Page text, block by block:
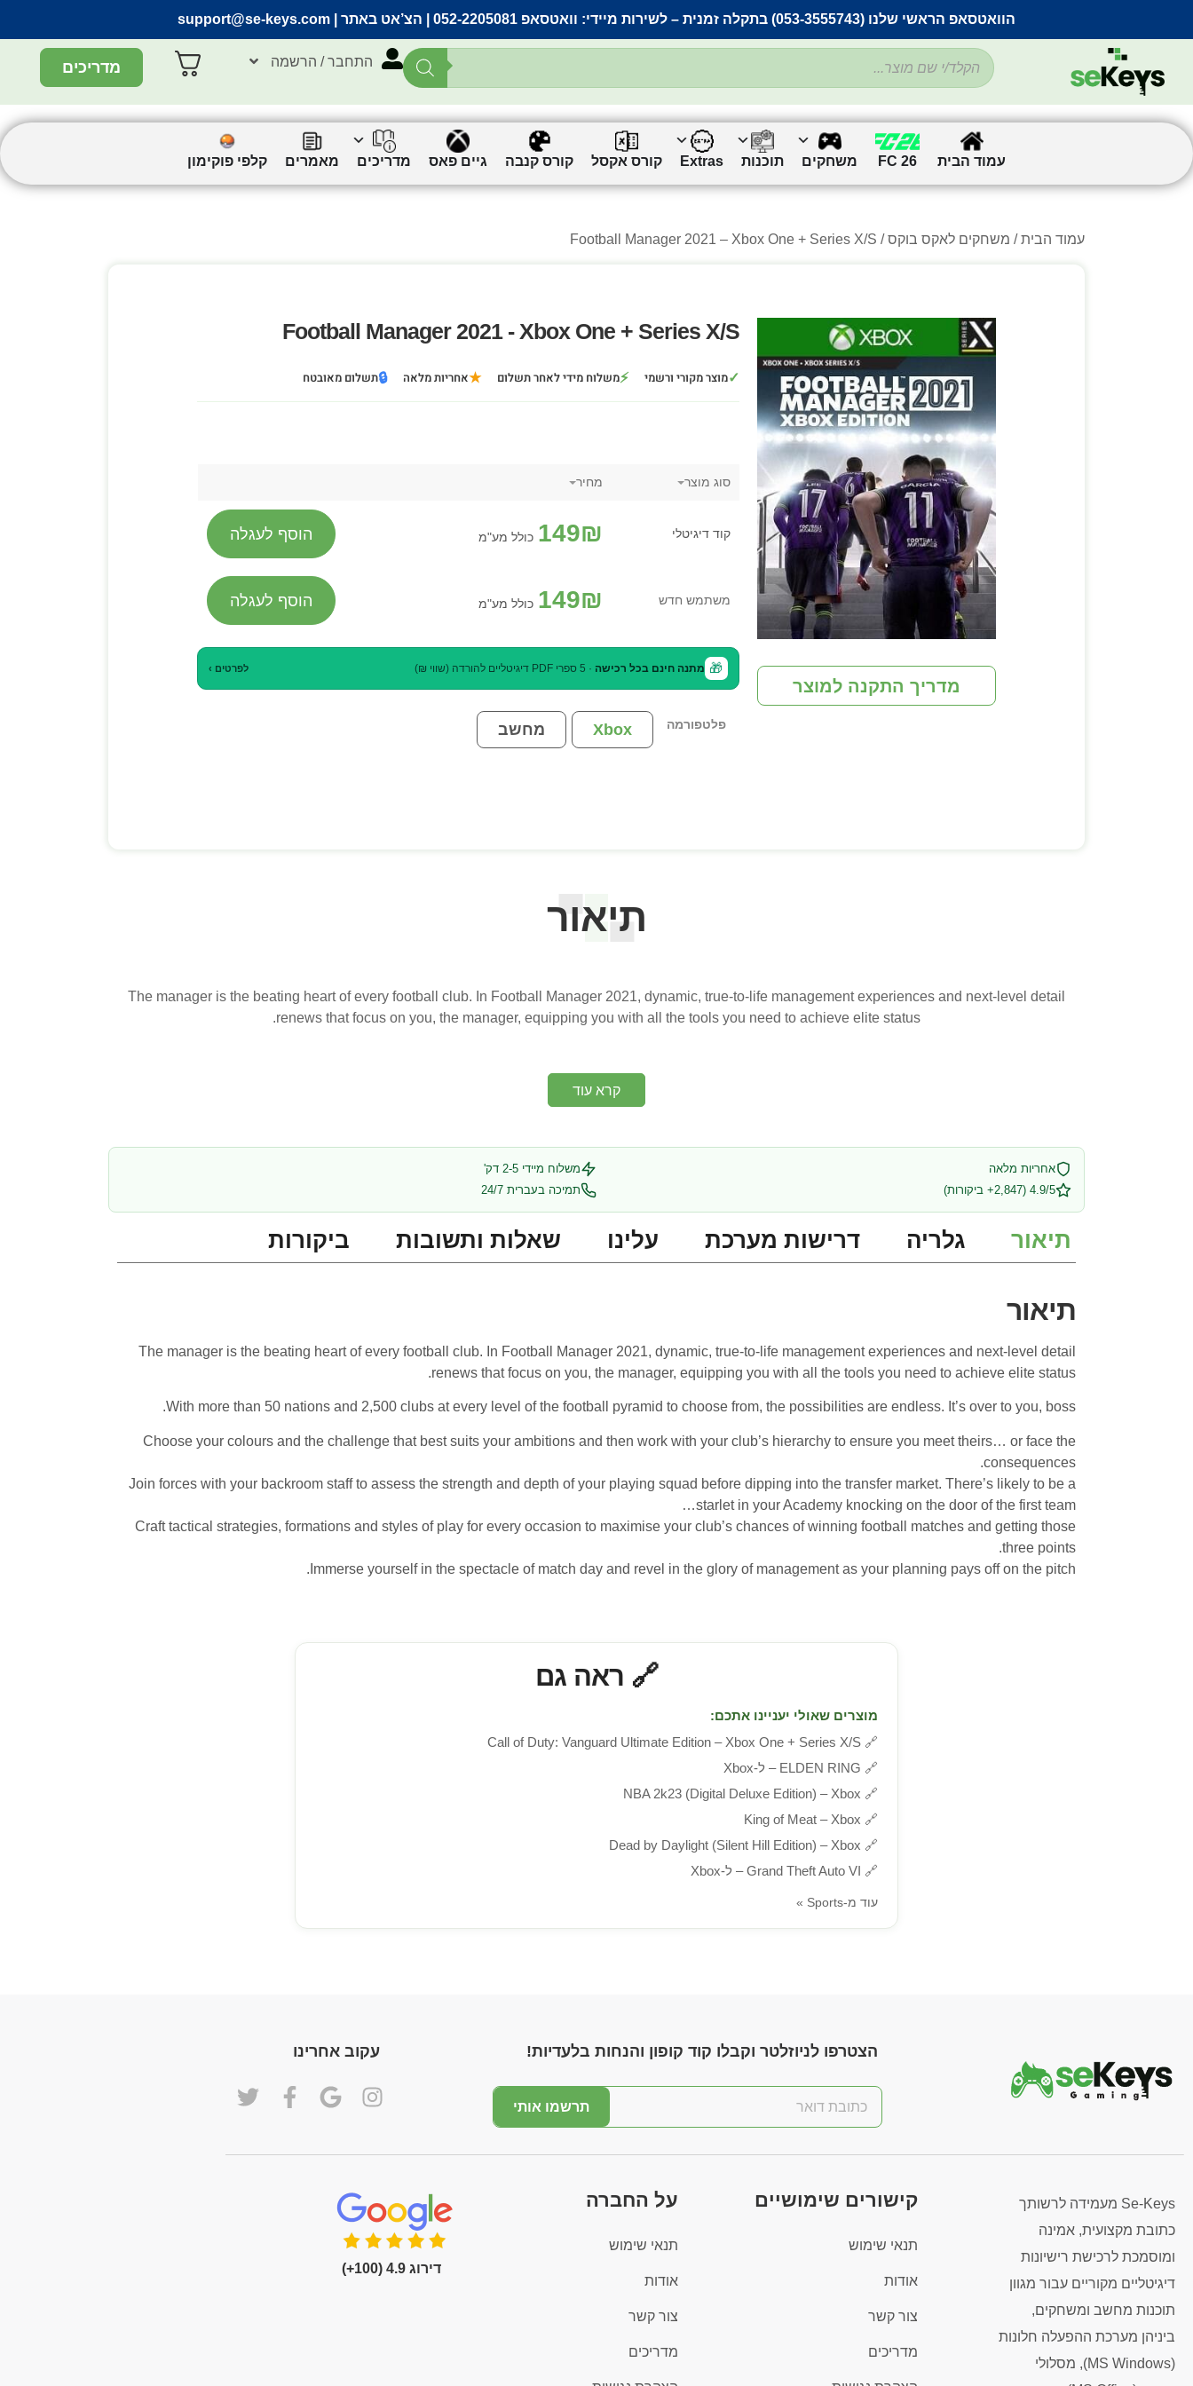
הוואטסאפ הראשי שלנו (053-3555743) בתקלה זמנית – לשירות מיידי: וואטסאפ 052-2205081 | הצ’אט באתר | support@se-keys.com
התחבר / הרשמה מדריכים
עמוד הבית FC 26 משחקים תוכנות Extras קורס אקסל קורס קנבה גיים פאס מדריכים מאמרים קלפי פוקימון
עמוד הבית/ משחקים לאקס בוקס/ Football Manager 2021 – Xbox One + Series X/S
מדריך התקנה למוצר
Football Manager 2021 - Xbox One + Series X/S
✓מוצר מקורי ורשמי ⚡משלוח מידי לאחר תשלום ★אחריות מלאה 🔒תשלום מאובטח
סוג מוצר מחיר
קוד דיגיטלי 149₪ כולל מע"מ הוסף לעגלה
משתמש חדש 149₪ כולל מע"מ הוסף לעגלה
🎁 מתנה חינם בכל רכישה · 5 ספרי PDF דיגיטליים להורדה (שווי ₪) לפרטים ›
פלטפורמה Xbox מחשב
תיאור
The manager is the beating heart of every football club. In Football Manager 2021, dynamic, true-to-life management experiences and next-level detail
renews that focus on you, the manager, equipping you with all the tools you need to achieve elite status.
קרא עוד
אחריות מלאה
משלוח מיידי 2-5 דק'
4.9/5 (2,847+ ביקורות)
תמיכה בעברית 24/7
תיאור גלריה דרישות מערכת עלינו שאלות ותשובות ביקורות
תיאור
The manager is the beating heart of every football club. In Football Manager 2021, dynamic, true-to-life management experiences and next-level detail
renews that focus on you, the manager, equipping you with all the tools you need to achieve elite status.
With more than 50 nations and 2,500 clubs at every level of the football pyramid to choose from, the possibilities are endless. It’s over to you, boss.
Choose your colours and the challenge that best suits your ambitions and then work with your club’s hierarchy to ensure you meet theirs… or face the
consequences.
Join forces with your backroom staff to assess the strength and depth of your playing squad before dipping into the transfer market. There’s likely to be a
starlet in your Academy knocking on the door of the first team…
Craft tactical strategies, formations and styles of play for every occasion to maximise your club’s chances of winning football matches and getting those
three points.
Immerse yourself in the spectacle of match day and revel in the glory of management as your planning pays off on the pitch.
🔗 ראה גם
מוצרים שאולי יעניינו אתכם:
🔗
Call of Duty: Vanguard Ultimate Edition – Xbox One + Series X/S
🔗 ELDEN RING – ל-Xbox
🔗
NBA 2k23 (Digital Deluxe Edition) – Xbox
🔗
King of Meat – Xbox
🔗
Dead by Daylight (Silent Hill Edition) – Xbox
🔗 Grand Theft Auto VI – ל-Xbox
עוד מ-Sports »
הצטרפו לניוזלטר וקבלו קוד קופון והנחות בלעדיות!
תרשמו אותי
עקוב אחרינו
Se-Keys מעמידה לרשותך
כתובת מקצועית, אמינה
ומוסמכת לרכישת רישיונות
דיגיטליים מקוריים עבור מגוון
תוכנות מחשב ומשחקים,
ביניהן מערכת ההפעלה חלונות
(MS Windows), מסלולי
קישורים שימושיים
תנאי שימוש
אודות
צור קשר
מדריכים
על החברה
תנאי שימוש
אודות
צור קשר
מדריכים
דירוג 4.9 (100+)